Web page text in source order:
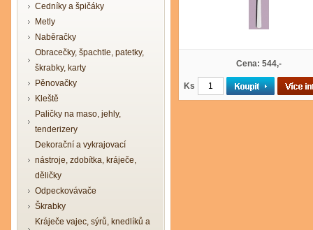
Cedníky a špičáky
Metly
Naběračky
Obracečky, špachtle, patetky,
škrabky, karty
Pěnovačky
Kleště
Paličky na maso, jehly,
tenderizery
Dekorační a vykrajovací
nástroje, zdobítka, kráječe,
děličky
Odpeckovávače
Škrabky
Kráječe vajec, sýrů, knedlíků a
Cena: 544,-
Ks